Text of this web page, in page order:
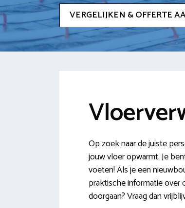
VERGELIJKEN & OFFERTE
Op zoek naar de juiste
jouw vloer opwarmt. Je
voeten! Als je een
praktische informatie over
doorgaan? Vraag dan